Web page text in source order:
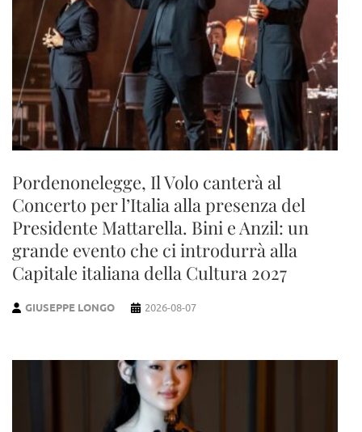
Pordenonelegge, Il Volo canterà al
Concerto per l’Italia alla presenza del
Presidente Mattarella. Bini e Anzil: un
grande evento che ci introdurrà alla
Capitale italiana della Cultura 2027
GIUSEPPE LONGO 2026-08-07